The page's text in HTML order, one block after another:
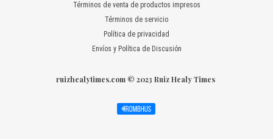
Términos de venta de productos impresos
Términos de servicio
Política de privacidad
Envíos y Política de Discusión
ruizhealytimes.com © 2023 Ruiz Healy Times